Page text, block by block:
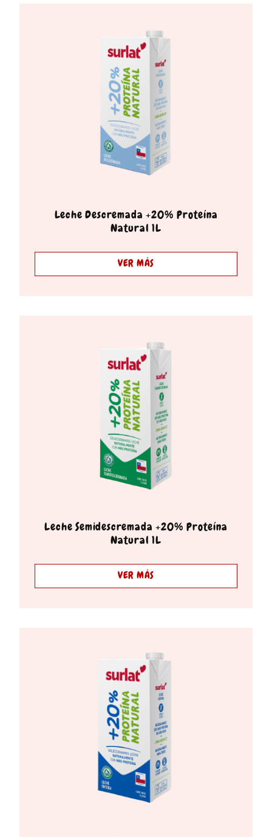
Leche Descremada +20% Proteína
Natural 1L
VER MÁS
Leche Semidescremada +20% Proteína
Natural 1L
VER MÁS